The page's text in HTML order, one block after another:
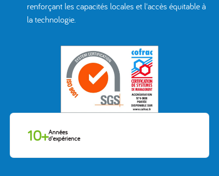
renforçant les capacités locales et l'accès équitable à
la technologie.
10+Années
d'expérience